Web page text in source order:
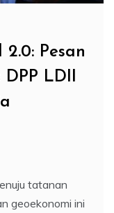
Pesan
LDII
tatanan
geoekonomi ini